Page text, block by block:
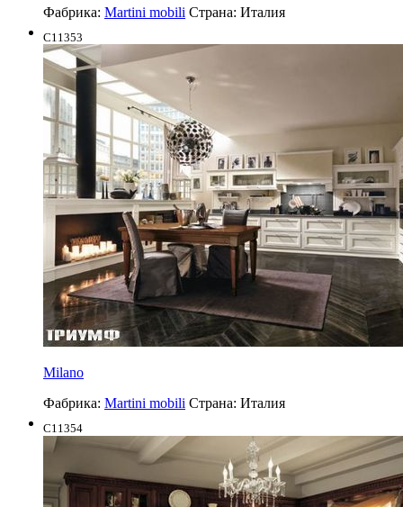
Фабрика: Martini mobili Страна: Италия
C11353
Milano
Фабрика: Martini mobili Страна: Италия
C11354